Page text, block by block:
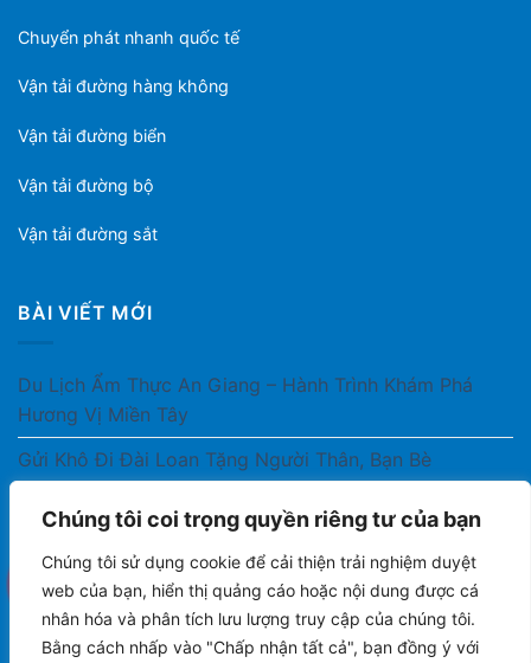
Chúng tôi coi trọng quyền riêng tư của bạn
Chúng tôi sử dụng cookie để cải thiện trải nghiệm duyệt
web của bạn, hiển thị quảng cáo hoặc nội dung được cá
nhân hóa và phân tích lưu lượng truy cập của chúng tôi.
Bằng cách nhấp vào "Chấp nhận tất cả", bạn đồng ý với
Chuyển phát nhanh quốc tế
Vận tải đường hàng không
Vận tải đường biển
Vận tải đường bộ
Vận tải đường sắt
BÀI VIẾT MỚI
Du Lịch Ẩm Thực An Giang – Hành Trình Khám Phá
Hương Vị Miền Tây
Gửi Khô Đi Đài Loan Tặng Người Thân, Bạn Bè
Gửi Thuốc Cho Người Thân Ở Nước Ngoài Có Được
Không?
Gửi Công Văn, Tài Liệu Hỏa Tốc Từ Nam Ra Bắc
Gửi Cà Phê Đóng Gói Sang Áo Có Được Không?